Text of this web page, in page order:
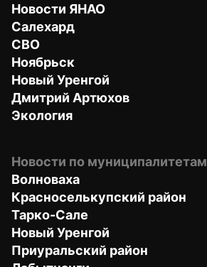
Новости ЯНАО
Салехард
СВО
Ноябрьск
Новый Уренгой
Дмитрий Артюхов
Экология
Новости по муниципалитетам
Волноваха
Красноселькупский район
Тарко-Сале
Новый Уренгой
Приуральский район